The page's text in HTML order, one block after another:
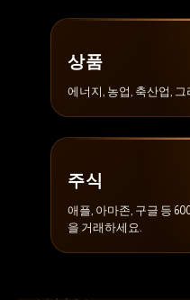
상품
에너지, 농업, 축산업,
주식
애플, 아마존, 구글 등
을 거래하세요.